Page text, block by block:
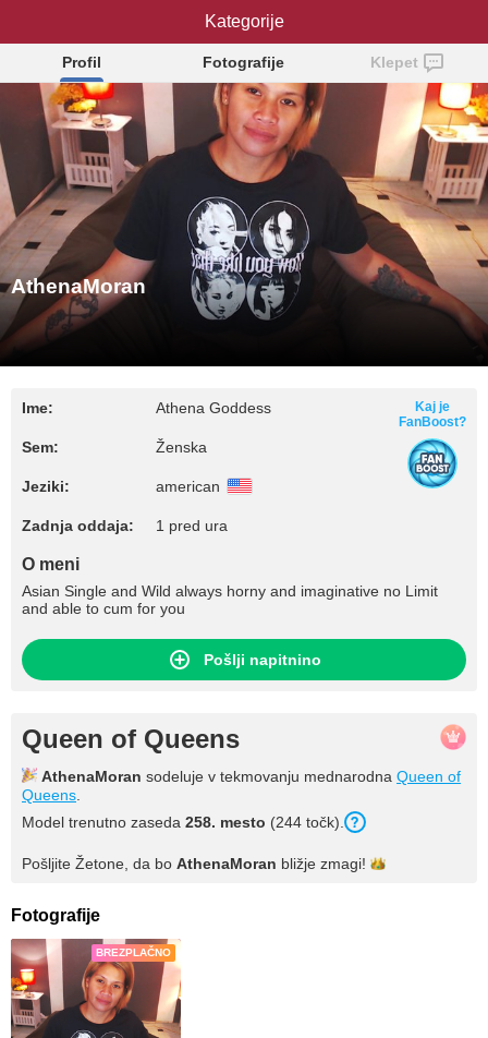
AthenaMoran
Profil Fotografije Klepet
AthenaMoran
Ime: Athena Goddess
Sem: Ženska
Jeziki: american
Zadnja oddaja: 1 pred ura
Kaj je
FanBoost?
O meni
Asian Single and Wild always horny and imaginative no Limit
and able to cum for you
Pošlji napitnino
Queen of Queens
AthenaMoran sodeluje v tekmovanju mednarodna Queen of
Queens
Model trenutno zaseda 258. mesto (244 točk).
Pošljite Žetone, da bo AthenaMoran bližje zmagi!
Fotografije
BREZPLAČNO
Kategorije